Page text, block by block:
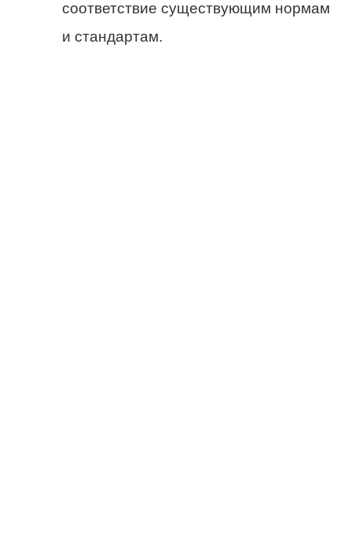
соответствие существующим нормам
и стандартам.